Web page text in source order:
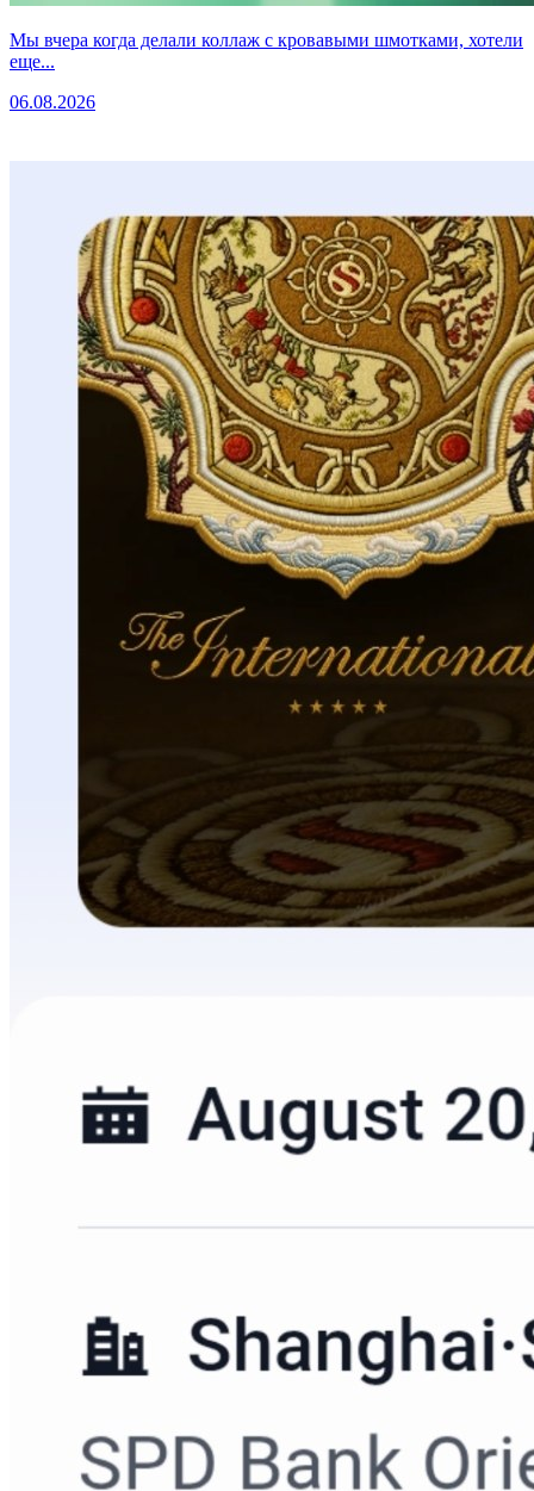
Мы вчера когда делали коллаж с кровавыми шмотками, хотели
еще...
06.08.2026